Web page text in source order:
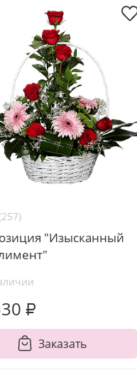
"Изысканный
₽
Заказать